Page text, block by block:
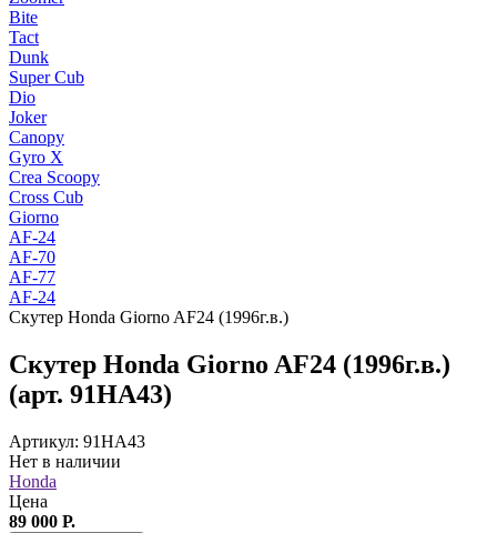
Bite
Tact
Dunk
Super Cub
Dio
Joker
Canopy
Gyro X
Crea Scoopy
Cross Cub
Giorno
AF-24
AF-70
AF-77
AF-24
Скутер Honda Giorno AF24 (1996г.в.)
Скутер Honda Giorno AF24 (1996г.в.)
(арт. 91HA43)
Артикул: 91HA43
Нет в наличии
Honda
Цена
89 000 Р.